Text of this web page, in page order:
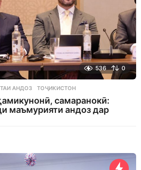
536 0
АНДОЗ ,ТОҶИКИСТОН
самаранокӣ:
маъмурияти андоз дар